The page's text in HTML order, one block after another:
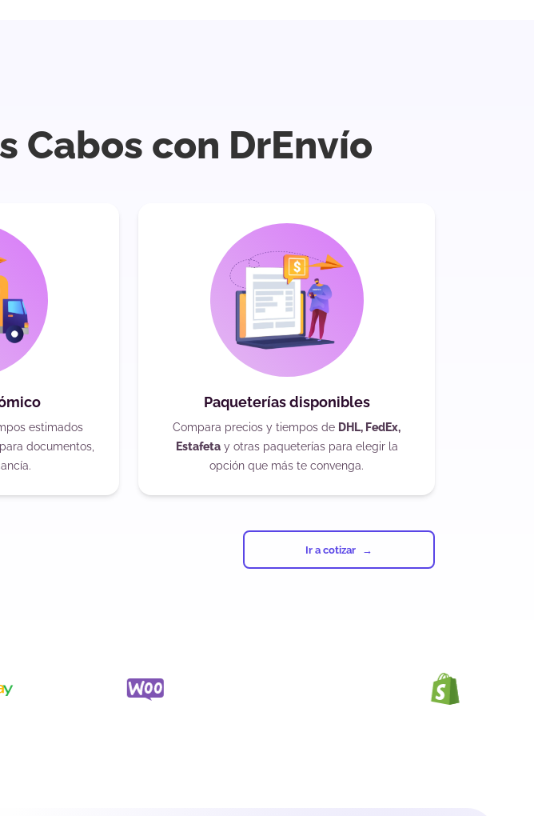
Cabos con DrEnvío
estimados
documentos,
Paqueterías disponibles
Compara precios y tiempos de DHL, FedEx,
Estafetay otras paqueterías para elegir la
opción que más te convenga.
Ir a cotizar